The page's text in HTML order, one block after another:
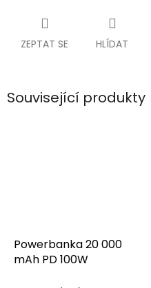
ZEPTAT SE HLÍDAT
Související produkty
Powerbanka 20 000
mAh PD 100W